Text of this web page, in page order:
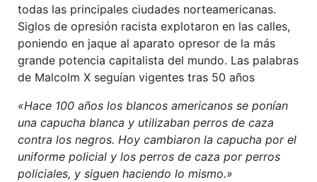
todas las principales ciudades norteamericanas.
Siglos de opresión racista explotaron en las calles,
poniendo en jaque al aparato opresor de la más
grande potencia capitalista del mundo. Las palabras
de Malcolm X seguían vigentes tras 50 años
«Hace 100 años los blancos americanos se ponían
una capucha blanca y utilizaban perros de caza
contra los negros. Hoy cambiaron la capucha por el
uniforme policial y los perros de caza por perros
policiales, y siguen haciendo lo mismo.»